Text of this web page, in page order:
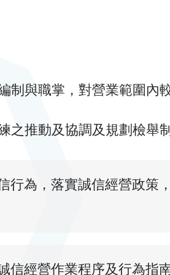
制與職掌，對營業範圍內
之推動及協調及規劃檢舉
行為，落實誠信經營政策
信經營作業程序及行為